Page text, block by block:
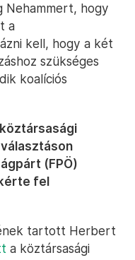
Nehammert, hogy
a
kell, hogy a két
szükséges
koalíciós
(FPÖ)
fel
tartott Herbert
a köztársasági